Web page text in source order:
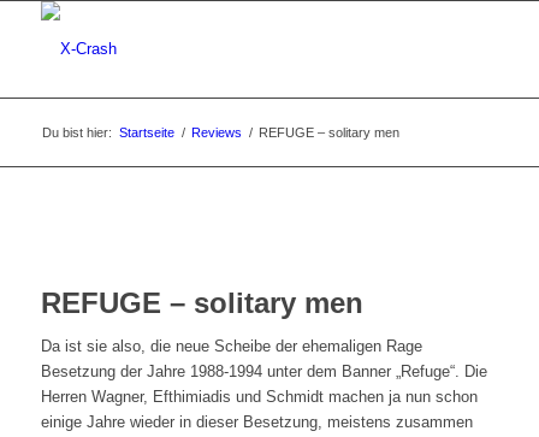
Du bist hier: Startseite / Reviews / REFUGE – solitary men
REFUGE – solitary men
Da ist sie also, die neue Scheibe der ehemaligen Rage
Besetzung der Jahre 1988-1994 unter dem Banner „Refuge“. Die
Herren Wagner, Efthimiadis und Schmidt machen ja nun schon
einige Jahre wieder in dieser Besetzung, meistens zusammen